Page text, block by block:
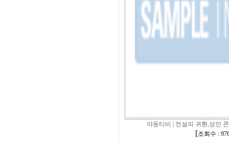
야동티비 | 전설의 귀환,성인
[조회수 :